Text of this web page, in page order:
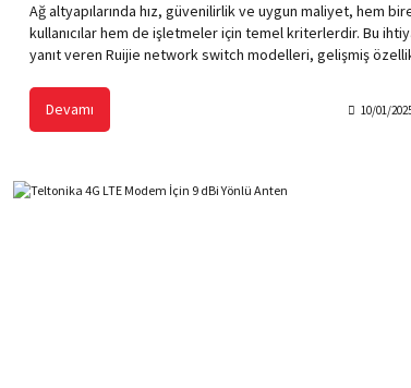
Ağ altyapılarında hız, güvenilirlik ve uygun maliyet, hem
kullanıcılar hem de işletmeler için temel kriterlerdir. Bu
yanıt veren Ruijie network switch modelleri, gelişmiş
dikkat çeker. Verimli ağ yönetimi sağlayan bu cihazlar, farklı
kullanım senaryolarına uygun olarak geniş bir ürün
Devamı 10/01/